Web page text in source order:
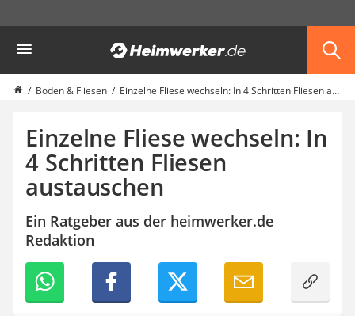
Haus & Bau
Außenleuchte mit Kamera
Ozongenerator
Smart-Home-Rauchmelder
Schlüsseltresor
Überwachungskameras außen
Regendusche
Reizstromgerät
Infrarot-Thermometer
GPS-Tracker
Digitale Zeitschaltuhr
Paketbriefkasten
Fensterkontaktschalter
Boden & Fliesen Einzelne Fliese wechseln: In 4 Schritten Fliesen austauschen
Einzelne Fliese wechseln: In
4 Schritten Fliesen
austauschen
Ein Ratgeber aus der heimwerker.de
Redaktion